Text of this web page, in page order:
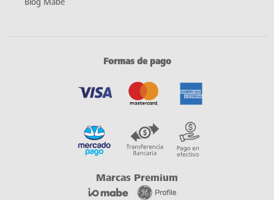
Blog Mabe
Formas de pago